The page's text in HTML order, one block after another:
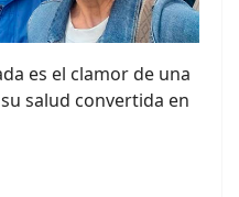
es el clamor de una
salud convertida en